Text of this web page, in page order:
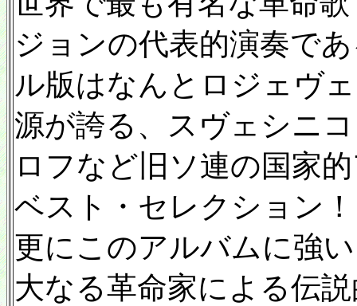
ジョンの代表的演奏で
ル版はなんとロジェヴ
源が誇る、スヴェシニ
ロフなど旧ソ連の国家
ベスト・セレクション！
更にこのアルバムに強
大なる革命家による伝